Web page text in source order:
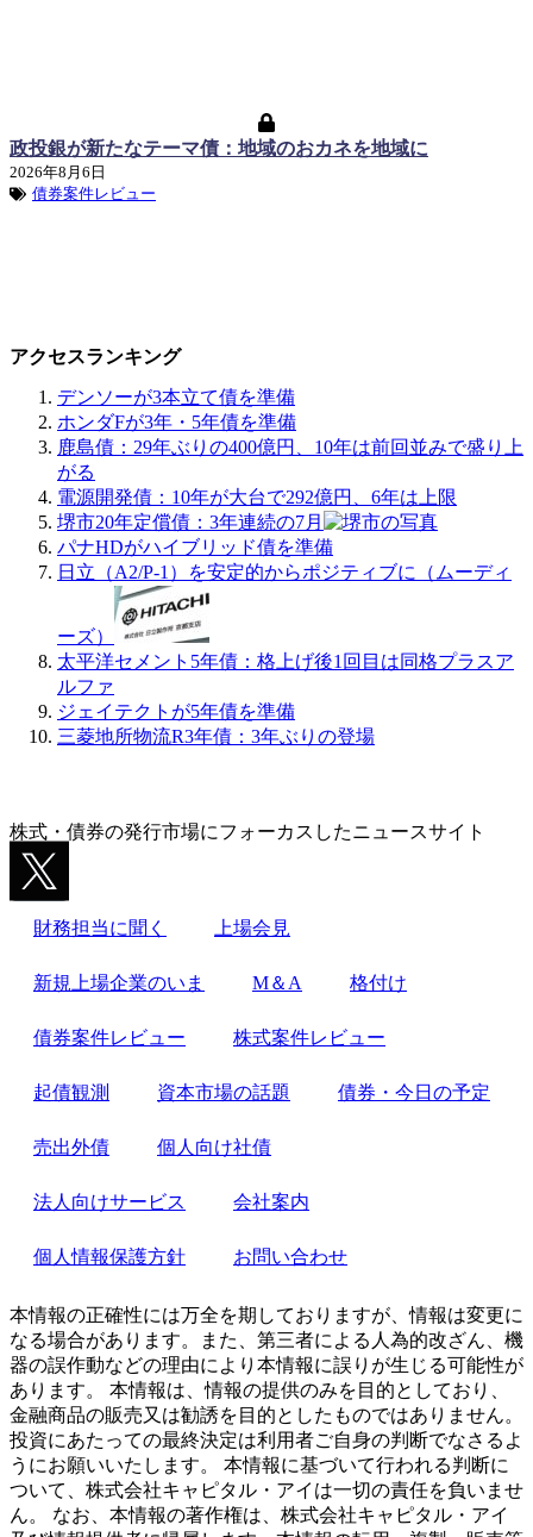
政投銀が新たなテーマ債：地域のおカネを地域に
2026年8月6日
債券案件レビュー
アクセスランキング
デンソーが3本立て債を準備
ホンダFが3年・5年債を準備
鹿島債：29年ぶりの400億円、10年は前回並みで盛り上
がる
電源開発債：10年が大台で292億円、6年は上限
堺市20年定償債：3年連続の7月
パナHDがハイブリッド債を準備
日立（A2/P-1）を安定的からポジティブに（ムーディ
ーズ）
太平洋セメント5年債：格上げ後1回目は同格プラスア
ルファ
ジェイテクトが5年債を準備
三菱地所物流R3年債：3年ぶりの登場
株式・債券の発行市場にフォーカスしたニュースサイト
財務担当に聞く 上場会見
新規上場企業のいま M＆A 格付け
債券案件レビュー 株式案件レビュー
起債観測 資本市場の話題 債券・今日の予定
売出外債 個人向け社債
法人向けサービス 会社案内
個人情報保護方針 お問い合わせ
本情報の正確性には万全を期しておりますが、情報は変更に
なる場合があります。また、第三者による人為的改ざん、機
器の誤作動などの理由により本情報に誤りが生じる可能性が
あります。 本情報は、情報の提供のみを目的としており、
金融商品の販売又は勧誘を目的としたものではありません。
投資にあたっての最終決定は利用者ご自身の判断でなさるよ
うにお願いいたします。 本情報に基づいて行われる判断に
ついて、株式会社キャピタル・アイは一切の責任を負いませ
ん。 なお、本情報の著作権は、株式会社キャピタル・アイ